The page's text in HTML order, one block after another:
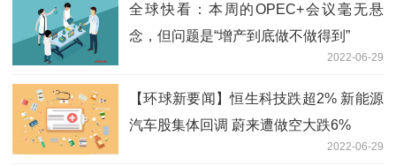
全球快看：本周的OPEC+会议毫无悬
念，但问题是“增产到底做不做得到”
2022-06-29
【环球新要闻】恒生科技跌超2% 新能源
汽车股集体回调 蔚来遭做空大跌6%
2022-06-29